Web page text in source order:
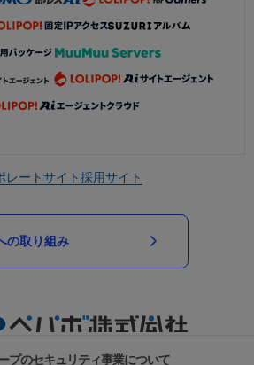
レートサイト採用サイト
の取り組み
プのセキュリティ事業について